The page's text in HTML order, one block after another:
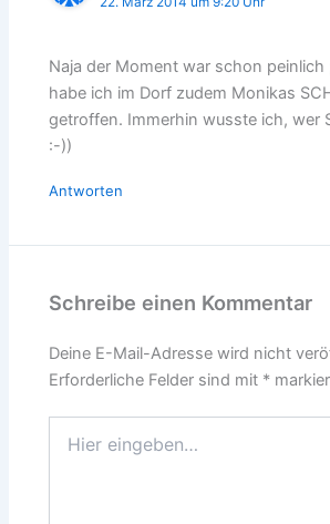
Naja der Moment war schon
habe ich im Dorf zudem Monikas
getroffen. Immerhin wusste ich, wer
:-))
Antworten
Schreibe einen Kommentar
Deine E-Mail-Adresse wird nicht
Erforderliche Felder sind mit *
eingeben…